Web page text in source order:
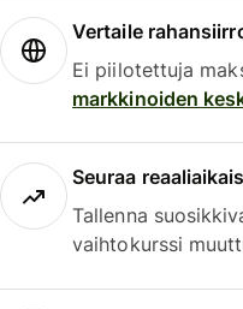
Vertaile
Ei piilotettuja
markkinoiden
Seuraa
Tallenna
vaihtokurssi